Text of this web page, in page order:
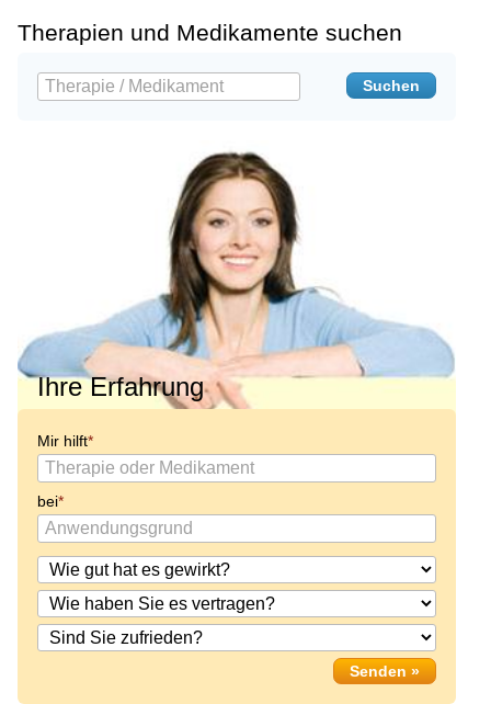
Therapien und Medikamente suchen
Ihre Erfahrung
Mir hilft
bei